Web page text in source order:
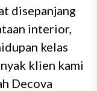
disepanjang
interior,
kelas
klien kami
Decova